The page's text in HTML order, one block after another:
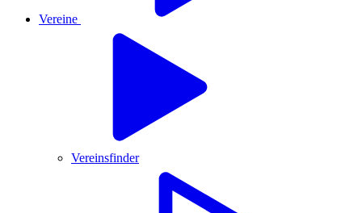
Vereine
Vereinsfinder